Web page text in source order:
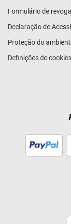
Formulário de
Declaração de
Proteção do
Definições de cookies